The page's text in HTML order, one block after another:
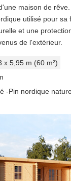
maison de
utilisé pour sa
et une
de l'extérieur.
x 5,95 m (60 m²)
-Pin nordique